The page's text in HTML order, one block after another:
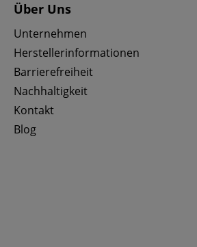
Über Uns
Unternehmen
Herstellerinformationen
Barrierefreiheit
Nachhaltigkeit
Kontakt
Blog